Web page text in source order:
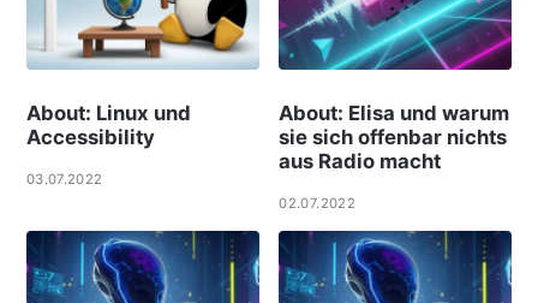
About: Linux und
Accessibility
03.07.2022
About: Elisa und warum
sie sich offenbar nichts
aus Radio macht
02.07.2022